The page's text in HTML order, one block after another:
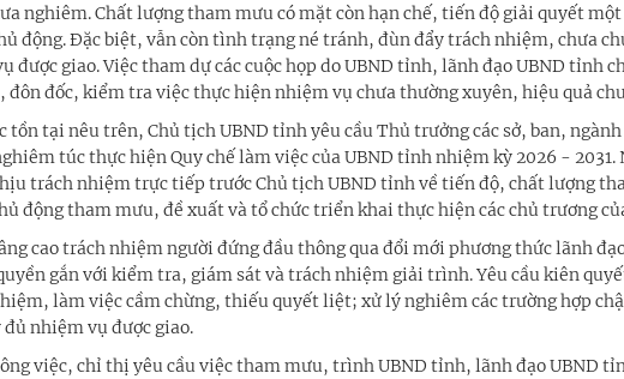
nghiêm. Chất lượng tham mưu có mặt còn hạn chế, tiến độ giải quyết
động. Đặc biệt, vẫn còn tình trạng né tránh, đùn đẩy trách nhiệm, chưa
được giao. Việc tham dự các cuộc họp do UBND tỉnh, lãnh đạo UBND tỉnh
đôn đốc, kiểm tra việc thực hiện nhiệm vụ chưa thường xuyên, hiệu quả
tại nêu trên, Chủ tịch UBND tỉnh yêu cầu Thủ trưởng các sở, ban,
túc thực hiện Quy chế làm việc của UBND tỉnh nhiệm kỳ 2026 - 2031.
trách nhiệm trực tiếp trước Chủ tịch UBND tỉnh về tiến độ, chất lượng
động tham mưu, đề xuất và tổ chức triển khai thực hiện các chủ trương
cao trách nhiệm người đứng đầu thông qua đổi mới phương thức lãnh
gắn với kiểm tra, giám sát và trách nhiệm giải trình. Yêu cầu kiên
làm việc cầm chừng, thiếu quyết liệt; xử lý nghiêm các trường hợp
nhiệm vụ được giao.
việc, chỉ thị yêu cầu việc tham mưu, trình UBND tỉnh, lãnh đạo UBND